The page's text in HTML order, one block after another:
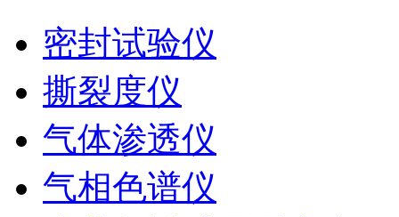
密封试验仪
撕裂度仪
气体渗透仪
气相色谱仪